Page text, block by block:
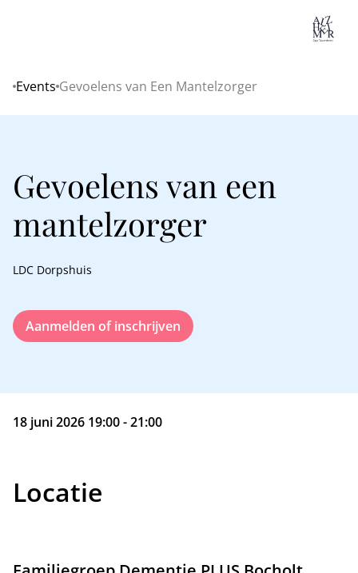
Home
Events Gevoelens van Een Mantelzorger
Gevoelens van een
mantelzorger
LDC Dorpshuis
Aanmelden of inschrijven
18 juni 2026 19:00 - 21:00
Locatie